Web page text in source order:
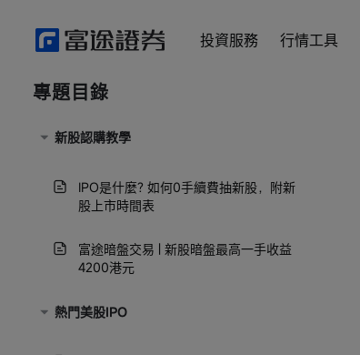
投資服務 行情工具
專題目錄
新股認購教學
IPO是什麼? 如何0手續費抽新股，附新
股上市時間表
富途暗盤交易 | 新股暗盤最高一手收益
4200港元
熱門美股IPO